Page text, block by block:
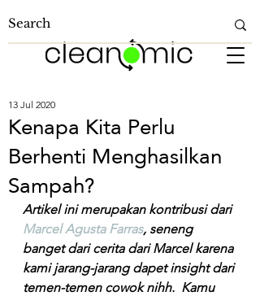
Kenapa Kita Perlu
Berhenti Menghasilkan
Sampah?
13 Jul 2020
Artikel ini merupakan kontribusi dari
Marcel Agusta Farras, seneng
banget dari cerita dari Marcel karena
kami jarang-jarang dapet insight dari
temen-temen cowok nihh.  Kamu